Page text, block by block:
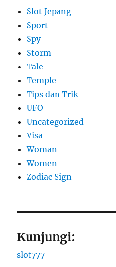
Slot Jepang
Sport
Spy
Storm
Tale
Temple
Tips dan Trik
UFO
Uncategorized
Visa
Woman
Women
Zodiac Sign
Kunjungi:
slot777